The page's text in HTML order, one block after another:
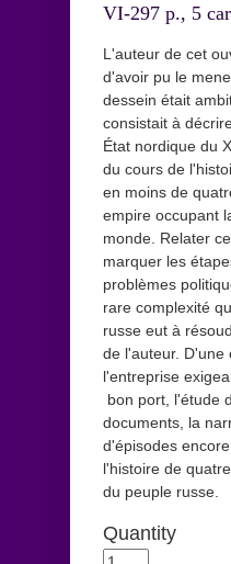
VI-297 p., 5
L'auteur de cet
d'avoir pu le
dessein était
consistait à
État nordique du
du cours de
en moins de
empire occupant
monde. Relater
marquer les
problèmes
rare complexité
russe eut à
de l'auteur. D'une
l'entreprise
bon port, l'étude
documents, la
d'épisodes
l'histoire de
du peuple russe.
Quantity